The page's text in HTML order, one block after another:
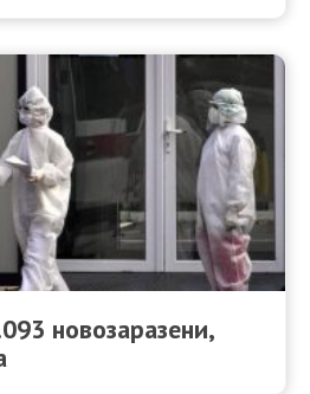
новозаразени,